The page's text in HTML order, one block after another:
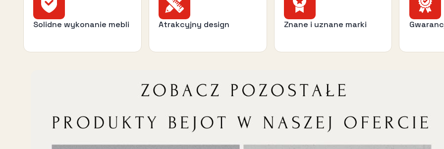
Solidne wykonanie mebli Atrakcyjny design Znane i uznane marki